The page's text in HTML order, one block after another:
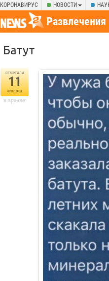
КОРОНАВИРУС НОВОСТИ
Развлечения
Батут
отметили
11
человек
в архиве